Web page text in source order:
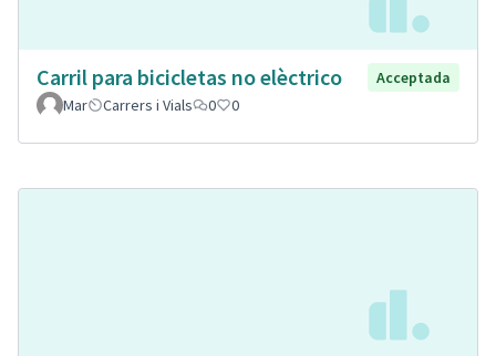
Carril para bicicletas no elèctrico
Acceptada
Mar
Carrers i Vials 0 0